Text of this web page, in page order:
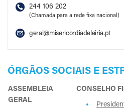
244 106 202
(Chamada para a rede fixa nacional)
geral@misericordiadeleiria.pt
ÓRGÃOS SOCIAIS E
ASSEMBLEIA
GERAL
CONSELHO